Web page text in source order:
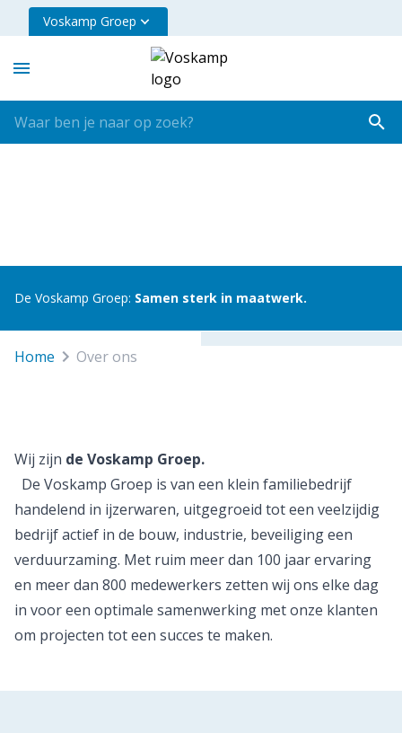
Voskamp Groep
De Voskamp Groep: Samen sterk in maatwerk.
Home over ons
Wij zijn de Voskamp Groep.
De Voskamp Groep is van een klein familiebedrijf
handelend in ijzerwaren, uitgegroeid tot een veelzijdig
bedrijf actief in de bouw, industrie, beveiliging een
verduurzaming. Met ruim meer dan 100 jaar ervaring
en meer dan 800 medewerkers zetten wij ons elke dag
in voor een optimale samenwerking met onze klanten
om projecten tot een succes te maken.